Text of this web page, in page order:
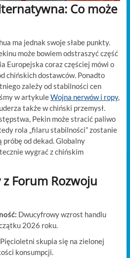
Co może
ma jednak swoje słabe punkty.
może bowiem odstraszyć część
Europejska coraz częściej mówi o
chińskich dostawców. Ponadto
zależy od stabilności cen
w artykuleWojna nerwów i ropy,
także w chiński przemysł.
Pekin może stracić paliwo
rola „filaru stabilności” zostanie
od dekad. Globalny
wygrać z chińskim
Forum Rozwoju
Dwucyfrowy wzrost handlu
2026 roku.
skupia się na zielonej
konsumpcji.